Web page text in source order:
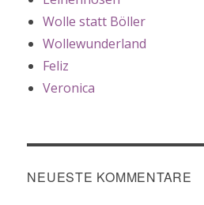
Wolle statt Böller
Wollewunderland
Feliz
Veronica
NEUESTE KOMMENTARE